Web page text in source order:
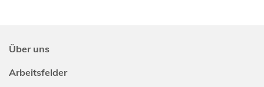
Über uns
Arbeitsfelder